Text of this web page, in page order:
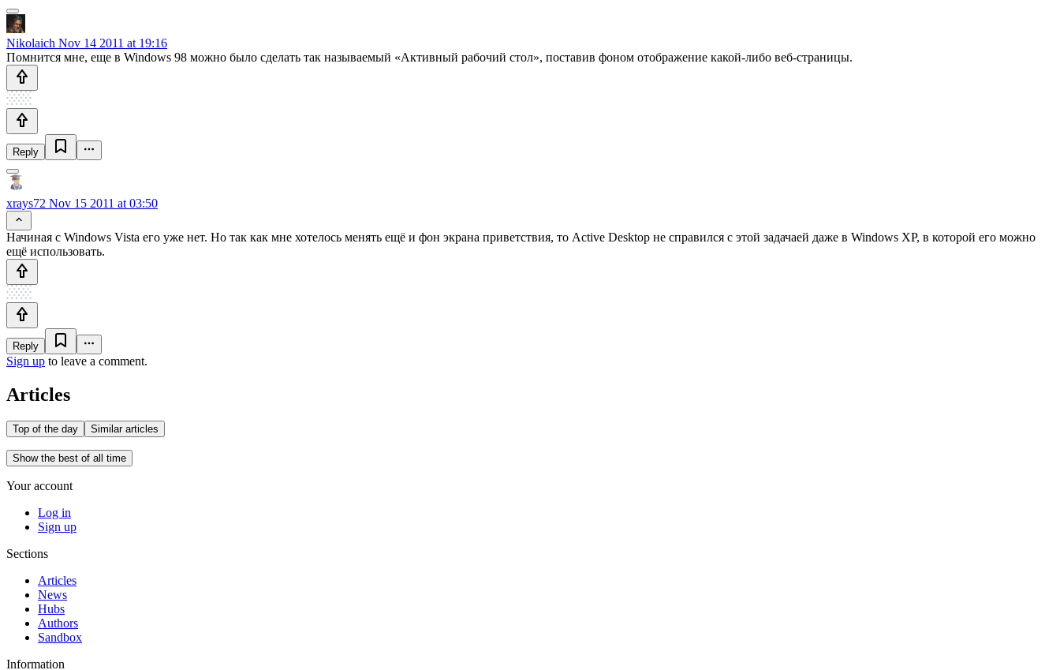
Nikolaich Nov 14 2011 at 19:16
Помнится мне, еще в Windows 98 можно было сделать так называемый «Активный рабочий стол», поставив фоном отображение какой-либо веб-страницы.
Reply
xrays72 Nov 15 2011 at 03:50
Начиная с Windows Vista его уже нет. Но так как мне хотелось менять ещё и фон экрана приветствия, то Active Desktop не справился с этой задачаей даже в Windows XP, в которой его можно
ещё использовать.
Reply
Sign up to leave a comment.
Articles
Top of the day Similar articles
Show the best of all time
Your account
Log in
Sign up
Sections
Articles
News
Hubs
Authors
Sandbox
Information